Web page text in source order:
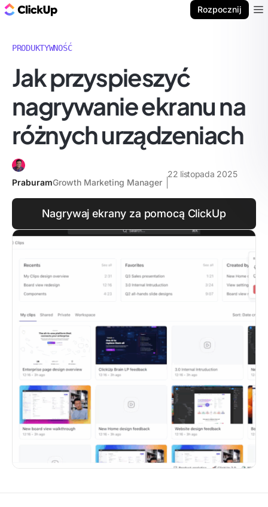
Rozpocznij
PRODUKTYWNOŚĆ
Jak przyspieszyć
nagrywanie ekranu na
różnych urządzeniach
PraburamGrowth Marketing Manager
22 listopada 2025
Nagrywaj ekrany za pomocą ClickUp